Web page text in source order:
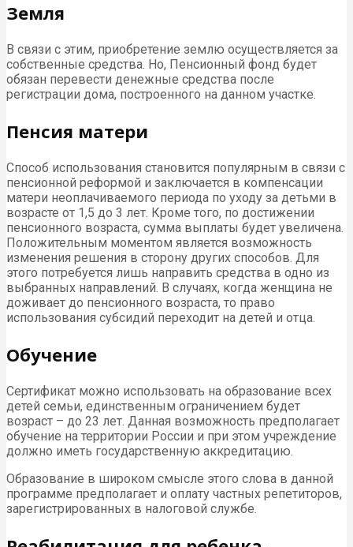
Земля
В связи с этим, приобретение землю осуществляется за
собственные средства. Но, Пенсионный фонд будет
обязан перевести денежные средства после
регистрации дома, построенного на данном участке.
Пенсия матери
Способ использования становится популярным в связи с
пенсионной реформой и заключается в компенсации
матери неоплачиваемого периода по уходу за детьми в
возрасте от 1,5 до 3 лет. Кроме того, по достижении
пенсионного возраста, сумма выплаты будет увеличена.
Положительным моментом является возможность
изменения решения в сторону других способов. Для
этого потребуется лишь направить средства в одно из
выбранных направлений. В случаях, когда женщина не
доживает до пенсионного возраста, то право
использования субсидий переходит на детей и отца.
Обучение
Сертификат можно использовать на образование всех
детей семьи, единственным ограничением будет
возраст – до 23 лет. Данная возможность предполагает
обучение на территории России и при этом учреждение
должно иметь государственную аккредитацию.
Образование в широком смысле этого слова в данной
программе предполагает и оплату частных репетиторов,
зарегистрированных в налоговой службе.